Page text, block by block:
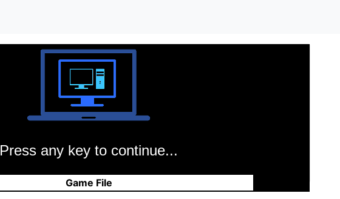
Press any key to continue...
Game File